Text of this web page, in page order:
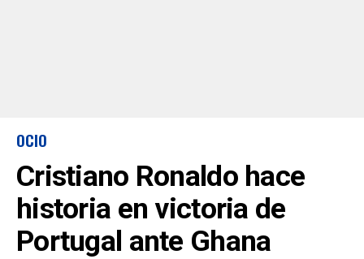
OCIO
Cristiano Ronaldo hace
historia en victoria de
Portugal ante Ghana